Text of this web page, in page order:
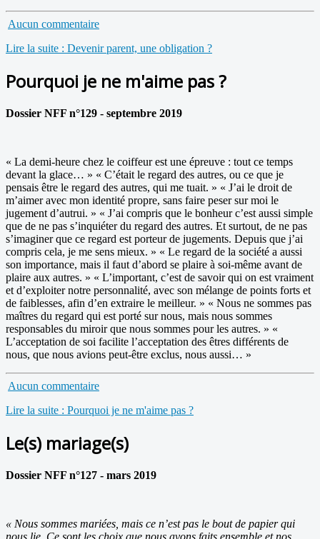
Aucun commentaire
Lire la suite : Devenir parent, une obligation ?
Pourquoi je ne m'aime pas ?
Dossier NFF n°129 - septembre 2019
« La demi-heure chez le coiffeur est une épreuve : tout ce temps
devant la glace… » « C’était le regard des autres, ou ce que je
pensais être le regard des autres, qui me tuait. » « J’ai le droit de
m’aimer avec mon identité propre, sans faire peser sur moi le
jugement d’autrui. » « J’ai compris que le bonheur c’est aussi simple
que de ne pas s’inquiéter du regard des autres. Et surtout, de ne pas
s’imaginer que ce regard est porteur de jugements. Depuis que j’ai
compris cela, je me sens mieux. » « Le regard de la société a aussi
son importance, mais il faut d’abord se plaire à soi-même avant de
plaire aux autres. » « L’important, c’est de savoir qui on est vraiment
et d’exploiter notre personnalité, avec son mélange de points forts et
de faiblesses, afin d’en extraire le meilleur. » « Nous ne sommes pas
maîtres du regard qui est porté sur nous, mais nous sommes
responsables du miroir que nous sommes pour les autres. » «
L’acceptation de soi facilite l’acceptation des êtres différents de
nous, que nous avions peut-être exclus, nous aussi… »
Aucun commentaire
Lire la suite : Pourquoi je ne m'aime pas ?
Le(s) mariage(s)
Dossier NFF n°127 - mars 2019
« Nous sommes mariées, mais ce n’est pas le bout de papier qui
nous lie. Ce sont les choix que nous avons faits ensemble et nos